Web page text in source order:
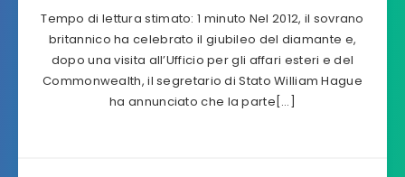
Tempo di lettura stimato: 1 minuto Nel 2012, il sovrano
britannico ha celebrato il giubileo del diamante e,
dopo una visita all’Ufficio per gli affari esteri e del
Commonwealth, il segretario di Stato William Hague
ha annunciato che la parte[…]